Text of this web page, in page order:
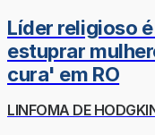
Líder religioso
estuprar
cura' em RO
LINFOMA DE